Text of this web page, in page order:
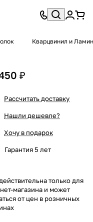
Кварцвинил и
₽
Рассчитать доставку
Нашли дешевле?
Хочу в подарок
Гарантия 5 лет
только для
магазина и может
от цен в розничных